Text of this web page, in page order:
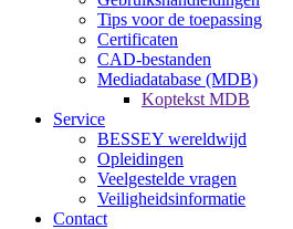
Tips voor de toepassing
Certificaten
CAD-bestanden
Mediadatabase (MDB)
Koptekst MDB
Service
BESSEY wereldwijd
Opleidingen
Veelgestelde vragen
Veiligheidsinformatie
Contact